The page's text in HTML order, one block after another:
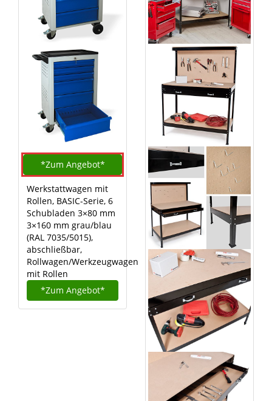
*Zum Angebot*
Werkstattwagen mit
Rollen, BASIC-Serie, 6
Schubladen 3×80 mm
3×160 mm grau/blau
(RAL 7035/5015),
abschließbar,
Rollwagen/Werkzeugwagen
mit Rollen
*Zum Angebot*